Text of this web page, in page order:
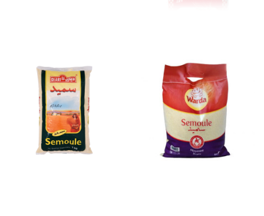
SEMOULE DIARI FIN 1 Kg SEMOULE FIN DIARI 5Kg